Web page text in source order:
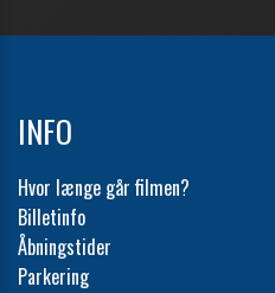
INFO
Hvor længe går filmen?
Billetinfo
Åbningstider
Parkering